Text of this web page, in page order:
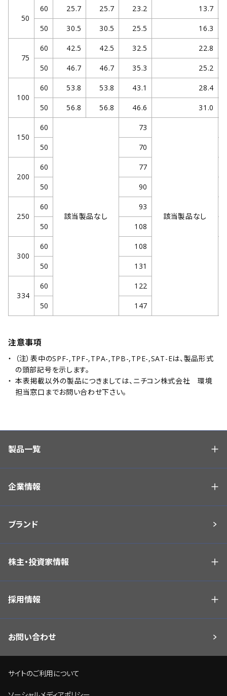
50
60 25.7 25.7 23.2 13.7
50 30.5 30.5 25.5 16.3
75
60 42.5 42.5 32.5 22.8
50 46.7 46.7 35.3 25.2
100
60 53.8 53.8 43.1 28.4
50 56.8 56.8 46.6 31.0
150
60
該当製品なし
73
該当製品なし
50 70
200
60 77
50 90
250
60 93
50 108
300
60 108
50 131
334
60 122
50 147
注意事項
（注）表中のSPF-,TPF-,TPA-,TPB-,TPE-,SAT-Eは、製品形式
の頭部記号を示します。
本表掲載以外の製品につきましては、ニチコン株式会社 環境
担当窓口までお問い合わせ下さい。
製品一覧
企業情報
ブランド
株主・投資家情報
採用情報
お問い合わせ
サイトのご利用について